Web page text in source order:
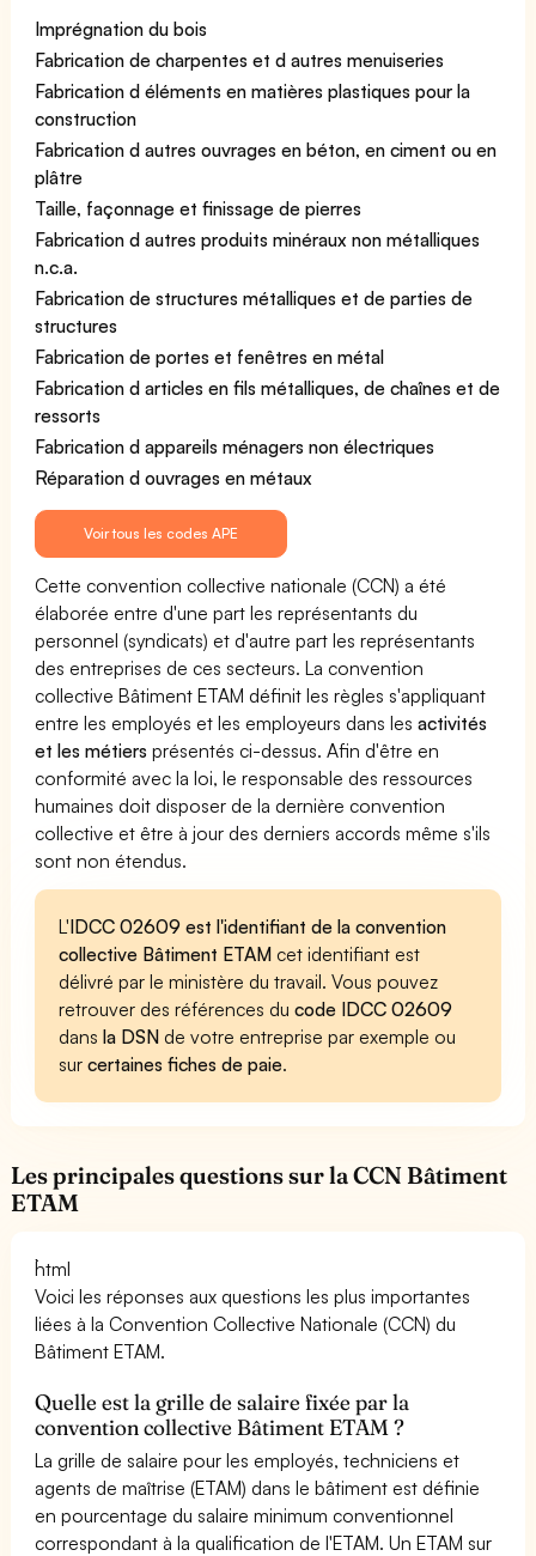
Imprégnation du bois
Fabrication de charpentes et d autres menuiseries
Fabrication d éléments en matières plastiques pour la
construction
Fabrication d autres ouvrages en béton, en ciment ou en
plâtre
Taille, façonnage et finissage de pierres
Fabrication d autres produits minéraux non métalliques
n.c.a.
Fabrication de structures métalliques et de parties de
structures
Fabrication de portes et fenêtres en métal
Fabrication d articles en fils métalliques, de chaînes et de
ressorts
Fabrication d appareils ménagers non électriques
Réparation d ouvrages en métaux
Voir tous les codes APE
Cette convention collective nationale (CCN) a été
élaborée entre d'une part les représentants du
personnel (syndicats) et d'autre part les représentants
des entreprises de ces secteurs. La convention
collective Bâtiment ETAM définit les règles s'appliquant
entre les employés et les employeurs dans lesactivités
et les métiers présentés ci-dessus. Afin d'être en
conformité avec la loi, le responsable des ressources
humaines doit disposer de la dernière convention
collective et être à jour des derniers accords même s'ils
sont non étendus.
L'IDCC 02609 est l'identifiant de la convention
collective Bâtiment ETAM cet identifiant est
délivré par le ministère du travail. Vous pouvez
retrouver des références ducode IDCC 02609
dansla DSN de votre entreprise par exemple ou
surcertaines fiches de paie.
Les principales questions sur la CCN Bâtiment
ETAM
```html
Voici les réponses aux questions les plus importantes
liées à la Convention Collective Nationale (CCN) du
Bâtiment ETAM.
Quelle est la grille de salaire fixée par la
convention collective Bâtiment ETAM ?
La grille de salaire pour les employés, techniciens et
agents de maîtrise (ETAM) dans le bâtiment est définie
en pourcentage du salaire minimum conventionnel
correspondant à la qualification de l'ETAM. Un ETAM sur